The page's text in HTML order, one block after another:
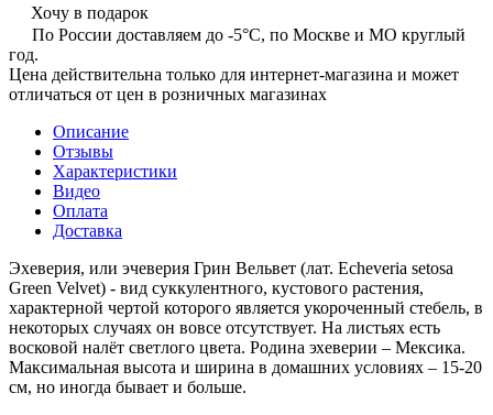
Хочу в подарок
По России доставляем до -5°C, по Москве и МО круглый
год.
Цена действительна только для интернет-магазина и может
отличаться от цен в розничных магазинах
Описание
Отзывы
Характеристики
Видео
Оплата
Доставка
Эхеверия, или эчеверия Грин Вельвет (лат. Echeveria setosa
Green Velvet) - вид суккулентного, кустового растения,
характерной чертой которого является укороченный стебель, в
некоторых случаях он вовсе отсутствует. На листьях есть
восковой налёт светлого цвета. Родина эхеверии – Мексика.
Максимальная высота и ширина в домашних условиях – 15-20
см, но иногда бывает и больше.